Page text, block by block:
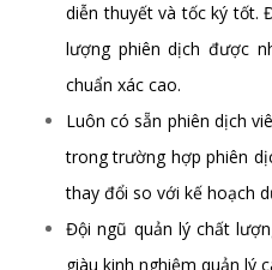
diễn thuyết và tốc ký tốt.
lượng phiên dịch được
chuẩn xác cao.
Luôn có sẵn phiên dịch
trong trường hợp phiên
thay đổi so với kế hoạch
Đội ngũ quản lý chất
giàu kinh nghiệm quản lý